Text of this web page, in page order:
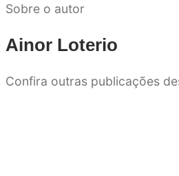
Sobre o autor
Ainor Loterio
Confira outras publicações